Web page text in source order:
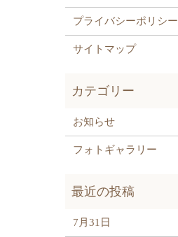
プライバシーポリシー
サイトマップ
お知らせ
フォトギャラリー
7月31日